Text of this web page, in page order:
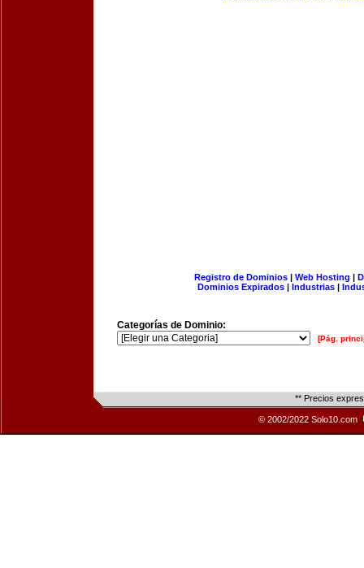
Registro de Dominios| Web Hosting |
Dominios Expirados | Industrias |
Categorías de Dominio:
[Pág.
** Precios
© 2002/2022 Solo10.com